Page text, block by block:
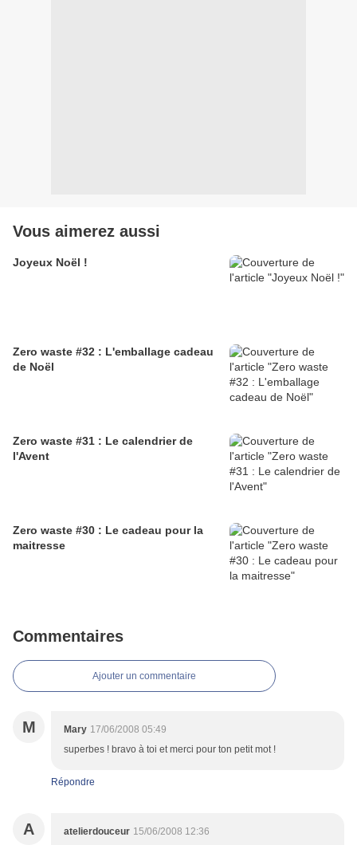
Vous aimerez aussi
Joyeux Noël !
Zero waste #32 : L'emballage cadeau
de Noël
Zero waste #31 : Le calendrier de
l'Avent
Zero waste #30 : Le cadeau pour la
maitresse
Commentaires
Ajouter un commentaire
M Mary 17/06/2008 05:49
superbes ! bravo à toi et merci pour ton petit mot !
Répondre
A atelierdouceur 15/06/2008 12:36